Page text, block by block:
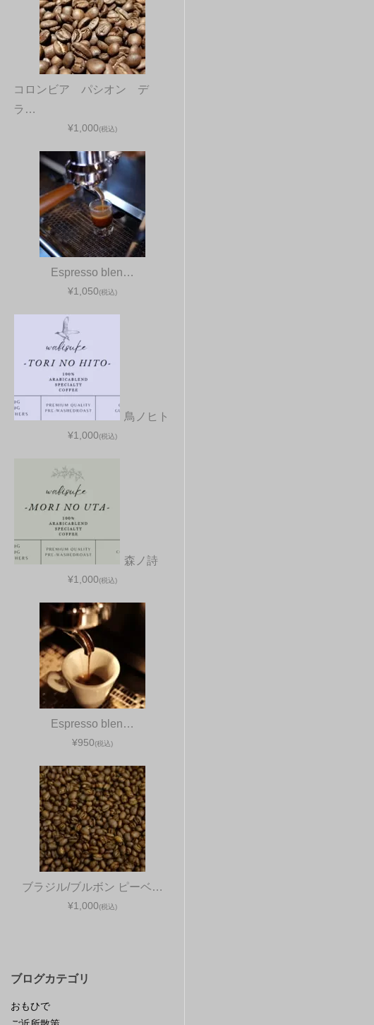
コロンビア パシオン デ
ラ…
¥1,000(税込)
Espresso blen…
¥1,050(税込)
鳥ノヒト
¥1,000(税込)
森ノ詩
¥1,000(税込)
Espresso blen…
¥950(税込)
ブラジル/ブルボン ピーベ…
¥1,000(税込)
ブログカテゴリ
おもひで